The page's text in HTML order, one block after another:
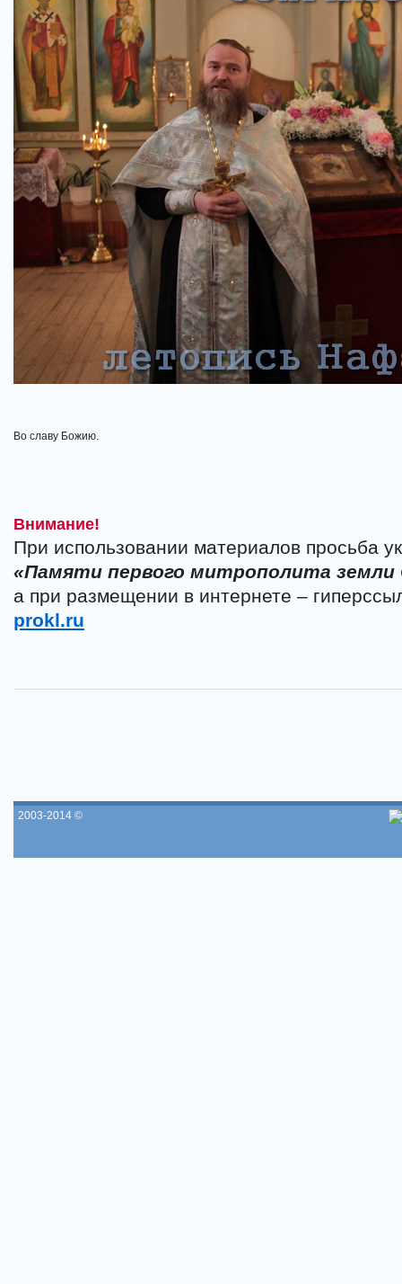
Во славу Божию.
Внимание!
При использовании материалов просьба
«Памяти первого митрополита земли
а при размещении в интернете –
prokl.ru
2003-2014 ©